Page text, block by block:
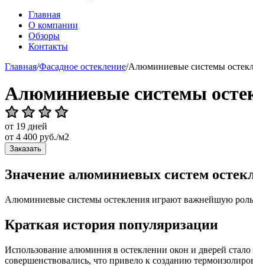
Главная
О компании
Обзоры
Контакты
Главная/Фасадное остекление/Алюминиевые системы
Алюминиевые системы
от 19 дней
от 4 400 руб./м2
Заказать
Значение алюминиевых систем
Алюминиевые системы остекления играют важнейшую роль
Краткая история популяризации
Использование алюминия в остеклении окон и дверей
совершенствовались, что привело к созданию